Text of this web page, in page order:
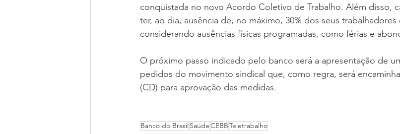
conquistada no novo Acordo Coletivo de Trabalho. Além disso,
ter, ao dia, ausência de, no máximo, 30% dos seus
considerando ausências físicas programadas, como férias e
O próximo passo indicado pelo banco será a apresentação de
pedidos do movimento sindical que, como regra, será
(CD) para aprovação das medidas.
Banco do Brasil SaúdeCEBBTeletrabalho